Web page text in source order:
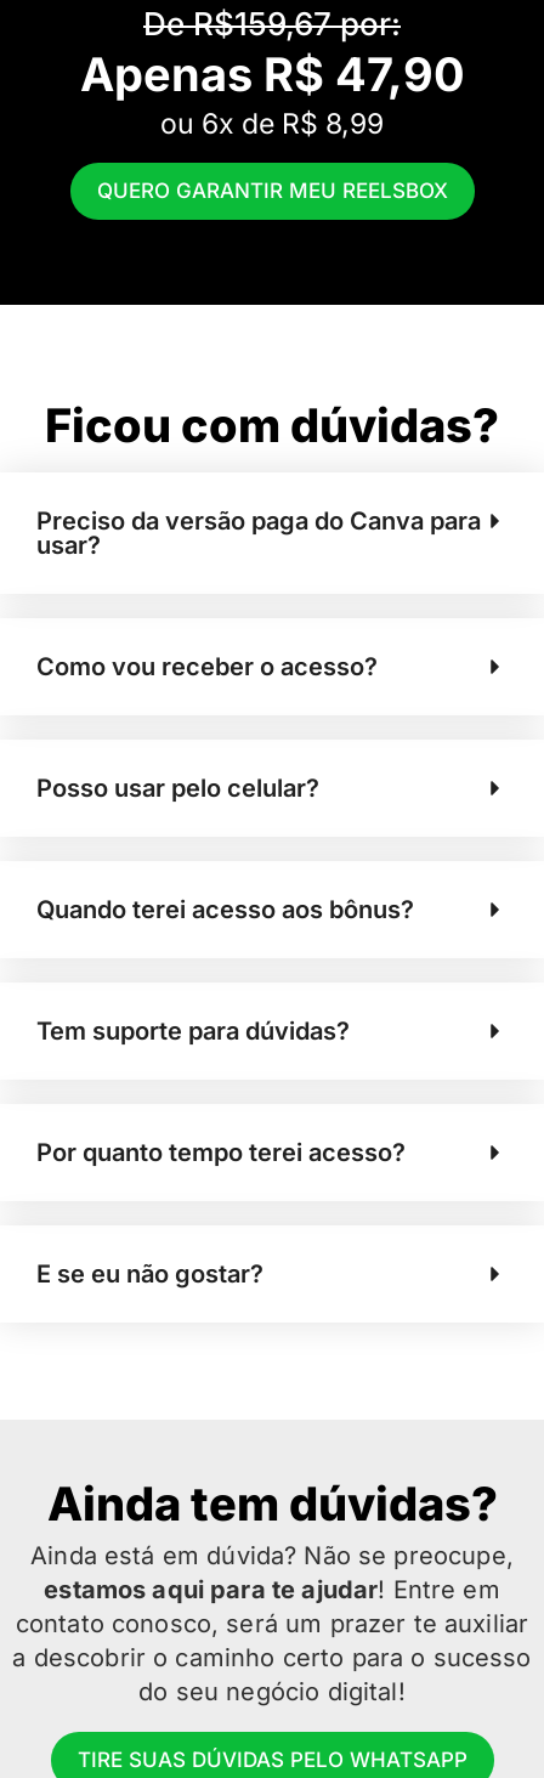
De R$159,67 por:
Apenas R$ 47,90
ou 6x de R$ 8,99
QUERO GARANTIR MEU REELSBOX
Ficou com dúvidas?
Preciso da versão paga do Canva para
usar?
Como vou receber o acesso?
Posso usar pelo celular?
Quando terei acesso aos bônus?
Tem suporte para dúvidas?
Por quanto tempo terei acesso?
E se eu não gostar?
Ainda tem dúvidas?
Ainda está em dúvida? Não se preocupe,
estamos aqui para te ajudar! Entre em
contato conosco, será um prazer te auxiliar
a descobrir o caminho certo para o sucesso
do seu negócio digital!
TIRE SUAS DÚVIDAS PELO WHATSAPP